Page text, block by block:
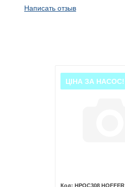
Написать отзыв
ЦІНА ЗА НАСОС!
HPOC308 HOFFER